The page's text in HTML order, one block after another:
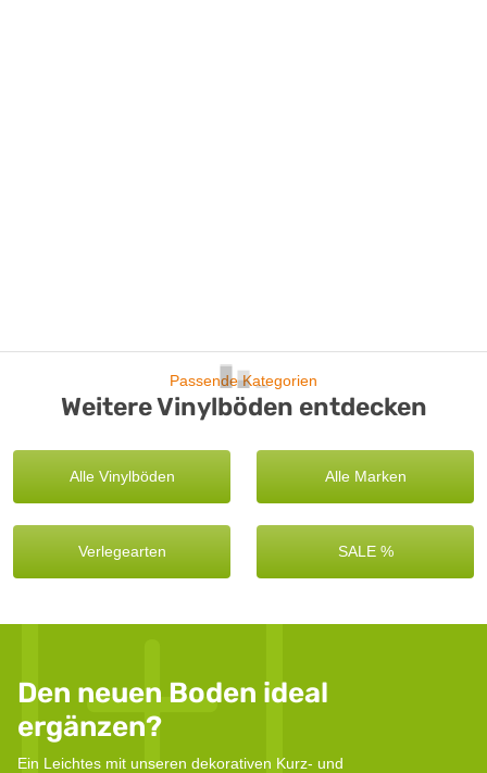
Passende Kategorien
Weitere Vinylböden entdecken
Alle Vinylböden Alle Marken
Verlegearten SALE %
Den neuen Boden ideal
ergänzen?
Ein Leichtes mit unseren dekorativen Kurz- und